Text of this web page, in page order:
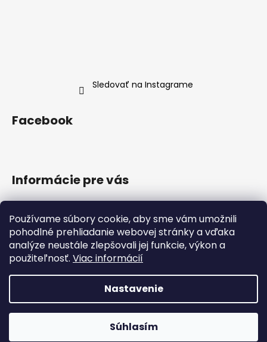
Používame súbory cookie, aby sme vám umožnili
pohodlné prehliadanie webovej stránky a vďaka
analýze neustále zlepšovali jej funkcie, výkon a
použiteľnosť. Viac informácií
Nastavenie
Súhlasím
Sledovať na Instagrame
Facebook
Informácie pre vás
Doprava a platba
Obchodné podmienky
Podmienky ochrany osobných údajov
Reklamačný poriadok
Formulár na odstúpenie od zmluvy
Copyright 2026Segway Navimow. Všetky práva
vyhradené.